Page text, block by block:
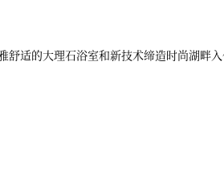
适的大理石浴室和新技术缔造时尚湖畔